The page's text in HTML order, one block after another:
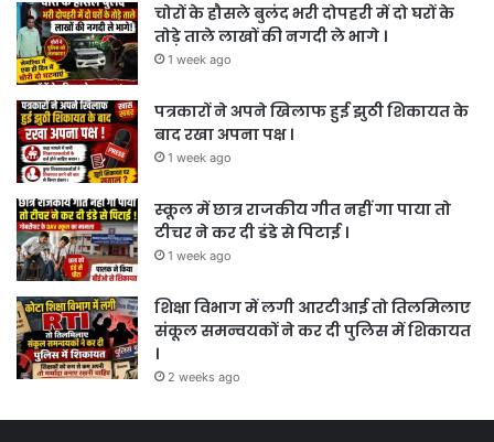
चोरों के हौसले बुलंद भरी दोपहरी में दो घरों के
तोड़े ताले लाखों की नगदी ले भागे ।
1 week ago
पत्रकारों ने अपने खिलाफ हुई झुठी शिकायत के
बाद रखा अपना पक्ष ।
1 week ago
स्कूल में छात्र राजकीय गीत नहीं गा पाया तो
टीचर ने कर दी डंडे से पिटाई ।
1 week ago
शिक्षा विभाग में लगी आरटीआई तो तिलमिलाए
संकूल समन्वयकों ने कर दी पुलिस में शिकायत
।
2 weeks ago